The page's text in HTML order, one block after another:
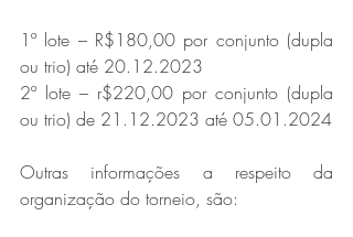
1º lote – R$180,00 por conjunto (dupla
ou trio) até 20.12.2023
2º lote – r$220,00 por conjunto (dupla
ou trio) de 21.12.2023 até 05.01.2024
Outras informações a respeito da
organização do torneio, são: